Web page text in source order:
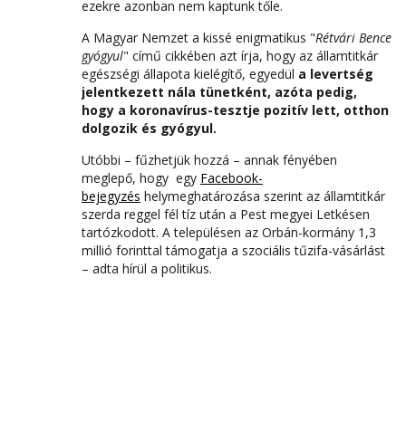
ezekre azonban nem kaptunk tőle.
A Magyar Nemzet a kissé enigmatikus "Rétvári Bence
gyógyul" című cikkében azt írja, hogy az államtitkár
egészségi állapota kielégítő, egyedül a levertség
jelentkezett nála tünetként, azóta pedig,
hogy a koronavírus-tesztje pozitív lett, otthon
dolgozik és gyógyul.
Utóbbi – fűzhetjük hozzá – annak fényében
meglepő, hogy egy Facebook-
bejegyzés helymeghatározása szerint az államtitkár
szerda reggel fél tíz után a Pest megyei Letkésen
tartózkodott. A településen az Orbán-kormány 1,3
millió forinttal támogatja a szociális tűzifa-vásárlást
– adta hírül a politikus.